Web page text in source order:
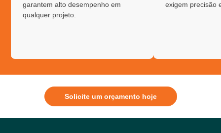
garantem alto desempenho em
qualquer projeto.
exigem precisão
Solicite um orçamento hoje